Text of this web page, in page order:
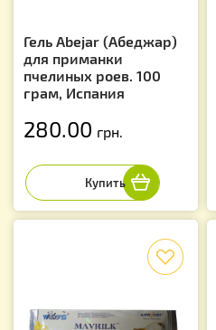
Гель Abejar (Абеджар)
для приманки
пчелиных роев. 100
грам, Испания
280.00 грн.